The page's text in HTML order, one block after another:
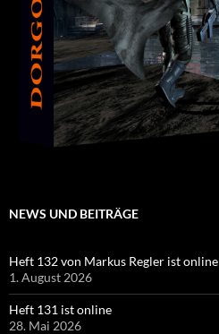
NEWS UND BEITRÄGE
Heft 132 von Markus Regler ist online
1. August 2026
Heft 131 ist online
28. Mai 2026